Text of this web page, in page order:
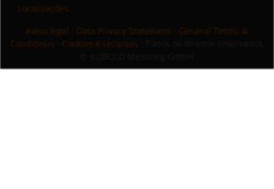
Localizações
Aviso legal
Data Privacy Statement
General Terms &
Conditions
Cookies e recursos